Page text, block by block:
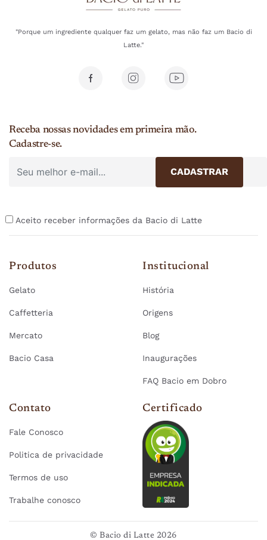
"Porque um ingrediente qualquer faz um gelato, mas não faz um Bacio di
Latte."
Receba nossas novidades em primeira mão.
Cadastre-se.
Aceito receber informações da Bacio di Latte
Produtos
Gelato
Caffetteria
Mercato
Bacio Casa
Institucional
História
Origens
Blog
Inaugurações
FAQ Bacio em Dobro
Contato
Fale Conosco
Politica de privacidade
Termos de uso
Trabalhe conosco
Certificado
© Bacio di Latte 2026